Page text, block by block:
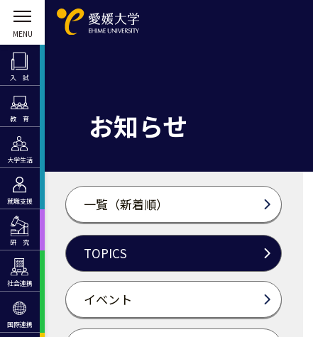
入 試
教 育
大学生活
就職支援
研 究
社会連携
国際連携
お知らせ
一覧（新着順）
TOPICS
イベント